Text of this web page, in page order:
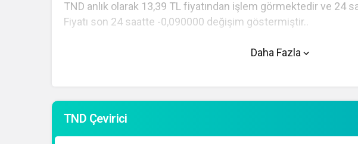
TND anlık olarak 13,39 TL fiyatından işlem görmektedir ve 24
Fiyatı son 24 saatte -0,090000 değişim göstermiştir..
TND hesaplama işlemleri için, sayfanın üstünde yer alan
1 Dolar Kaç TL ?
Daha Fazla
TND Çevirici